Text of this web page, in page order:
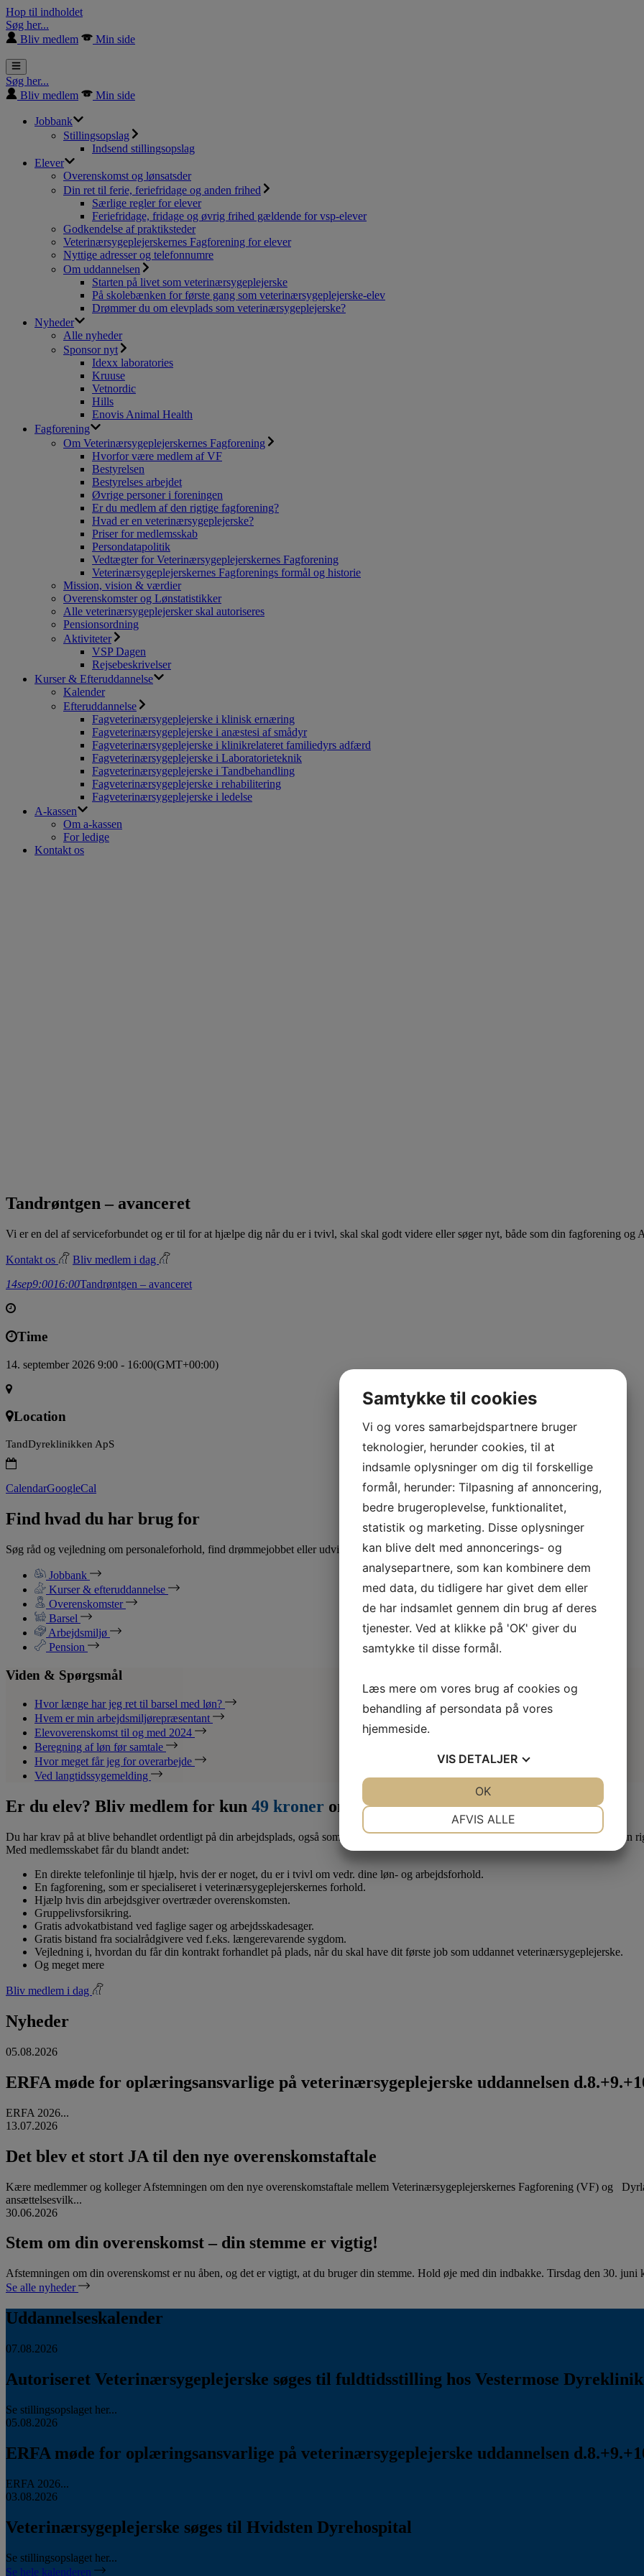
Hop til indholdet
Søg her...
Bliv medlem
Min side
Søg her...
Bliv medlem
Min side
Jobbank
Stillingsopslag
Indsend stillingsopslag
Elever
Overenskomst og lønsatsder
Din ret til ferie, feriefridage og anden frihed
Særlige regler for elever
Feriefridage, fridage og øvrig frihed gældende for vsp-elever
Godkendelse af praktiksteder
Veterinærsygeplejerskernes Fagforening for elever
Nyttige adresser og telefonnumre
Om uddannelsen
Starten på livet som veterinærsygeplejerske
På skolebænken for første gang som veterinærsygeplejerske-elev
Drømmer du om elevplads som veterinærsygeplejerske?
Nyheder
Alle nyheder
Sponsor nyt
Idexx laboratories
Kruuse
Vetnordic
Hills
Enovis Animal Health
Fagforening
Om Veterinærsygeplejerskernes Fagforening
Hvorfor være medlem af VF
Bestyrelsen
Bestyrelses arbejdet
Øvrige personer i foreningen
Er du medlem af den rigtige fagforening?
Hvad er en veterinærsygeplejerske?
Priser for medlemsskab
Persondatapolitik
Vedtægter for Veterinærsygeplejerskernes Fagforening
Veterinærsygeplejerskernes Fagforenings formål og historie
Mission, vision & værdier
Overenskomster og Lønstatistikker
Alle veterinærsygeplejersker skal autoriseres
Pensionsordning
Aktiviteter
VSP Dagen
Rejsebeskrivelser
Kurser & Efteruddannelse
Kalender
Efteruddannelse
Fagveterinærsygeplejerske i klinisk ernæring
Fagveterinærsygeplejerske i anæstesi af smådyr
Fagveterinærsygeplejerske i klinikrelateret familiedyrs adfærd
Fagveterinærsygeplejerske i Laboratorieteknik
Fagveterinærsygeplejerske i Tandbehandling
Fagveterinærsygeplejerske i rehabilitering
Fagveterinærsygeplejerske i ledelse
A-kassen
Om a-kassen
For ledige
Kontakt os
Tandrøntgen – avanceret
Vi er en del af serviceforbundet og er til for at hjælpe dig når du er i tvivl, skal skal godt videre eller søger nyt, både som din fagforening og
Kontakt os
Bliv medlem i dag
14sep9:0016:00Tandrøntgen – avanceret
Time
14. september 2026 9:00 - 16:00(GMT+00:00)
Location
TandDyreklinikken ApS
CalendarGoogleCal
Find hvad du har brug for
Søg råd og vejledning om personaleforhold, find drømmejobbet eller udvid din viden med specialiserede kurser.
Jobbank
Kurser & efteruddannelse
Overenskomster
Barsel
Arbejdsmiljø
Pension
Viden & Spørgsmål
Hvor længe har jeg ret til barsel med løn?
Hvem er min arbejdsmiljørepræsentant
Elevoverenskomst til og med 2024
Beregning af løn før samtale
Hvor meget får jeg for overarbejde
Ved langtidssygemelding
Er du elev? Bliv medlem for kun 49 kroner om måneden
Du har krav på at blive behandlet ordentligt på din arbejdsplads, også som lærling eller elev. Derfor er det en god idé at være medlem af en
Med medlemsskabet får du blandt andet:
En direkte telefonlinje til hjælp, hvis der er noget, du er i tvivl om vedr. dine løn- og arbejdsforhold.
En fagforening, som er specialiseret i veterinærsygeplejerskernes forhold.
Hjælp hvis din arbejdsgiver overtræder overenskomsten.
Gruppelivsforsikring.
Gratis advokatbistand ved faglige sager og arbejdsskadesager.
Gratis bistand fra socialrådgivere ved f.eks. længerevarende sygdom.
Vejledning i, hvordan du får din kontrakt forhandlet på plads, når du skal have dit første job som uddannet veterinærsygeplejerske.
Og meget mere
Bliv medlem i dag
Nyheder
05.08.2026
ERFA møde for oplæringsansvarlige på veterinærsygeplejerske uddannelsen
ERFA 2026...
13.07.2026
Det blev et stort JA til den nye overenskomstaftale
Kære medlemmer og kolleger Afstemningen om den nye overenskomstaftale mellem Veterinærsygeplejerskernes Fagforening (VF) og
ansættelsesvilk...
30.06.2026
Stem om din overenskomst – din stemme er vigtig!
Afstemningen om din overenskomst er nu åben, og det er vigtigt, at du bruger din stemme. Hold øje med din indbakke. Tirsdag den 30.
Se alle nyheder
Uddannelseskalender
07.08.2026
Autoriseret Veterinærsygeplejerske søges til fuldtidsstilling hos Vestermose
Se stillingsopslaget her...
05.08.2026
ERFA møde for oplæringsansvarlige på veterinærsygeplejerske uddannelsen
ERFA 2026...
03.08.2026
Veterinærsygeplejerske søges til Hvidsten Dyrehospital
Se stillingsopslaget her...
Se hele kalenderen
Samtykke til cookies
Vi og vores samarbejdspartnere bruger
teknologier, herunder cookies, til at
indsamle oplysninger om dig til forskellige
formål, herunder: Tilpasning af annoncering,
bedre brugeroplevelse, funktionalitet,
statistik og marketing. Disse oplysninger
kan blive delt med annoncerings- og
analysepartnere, som kan kombinere dem
med data, du tidligere har givet dem eller
de har indsamlet gennem din brug af deres
tjenester. Ved at klikke på 'OK' giver du
samtykke til disse formål.
Læs mere om vores brug af cookies og
behandling af persondata på vores
hjemmeside.
VIS DETALJER
AFVIS ALLE
OK